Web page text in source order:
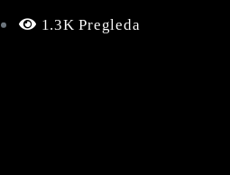
1.3K Pregleda